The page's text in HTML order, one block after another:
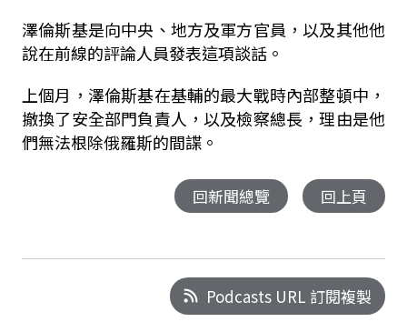
澤倫斯基是向中央、地方及軍方官員，以及其他他
說在前線的評論人員發表這項談話。
上個月，澤倫斯基在基輔的最大戰時內部整頓中，
撤換了安全部門負責人，以及檢察總長，理由是他
們無法根除俄羅斯的間諜。
回新聞總覽 回上頁
Podcasts URL 訂閱複製